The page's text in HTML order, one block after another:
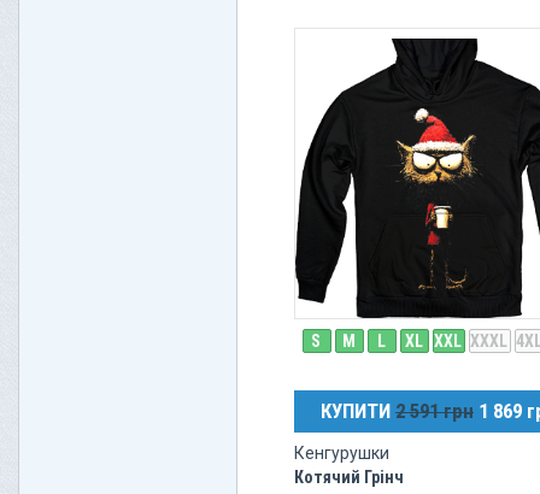
S M L XL XXL XXXL
КУПИТИ 2 591 грн 1 869
Кенгурушки
Котячий Грінч